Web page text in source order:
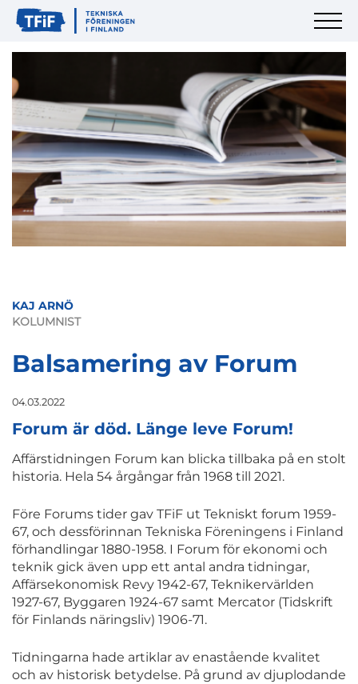
KAJ ARNÖ
KOLUMNIST
Balsamering av Forum
04.03.2022
Forum är död. Länge leve Forum!
Affärstidningen Forum kan blicka tillbaka på en stolt
historia. Hela 54 årgångar från 1968 till 2021.
Före Forums tider gav TFiF ut Tekniskt forum 1959-
67, och dessförinnan Tekniska Föreningens i Finland
förhandlingar 1880-1958. I Forum för ekonomi och
teknik gick även upp ett antal andra tidningar,
Affärsekonomisk Revy 1942-67, Teknikervärlden
1927-67, Byggaren 1924-67 samt Mercator (Tidskrift
för Finlands näringsliv) 1906-71.
Tidningarna hade artiklar av enastående kvalitet
och av historisk betydelse. På grund av djuplodande